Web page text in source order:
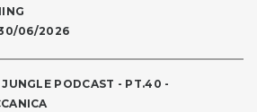
06/2026
JUNGLE PODCAST - PT.40 -